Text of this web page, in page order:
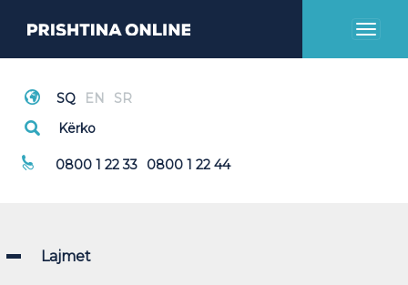
Toggle
Thirrje Emergjente
0800 1 22 33 0800 1 22 44
Lajmet